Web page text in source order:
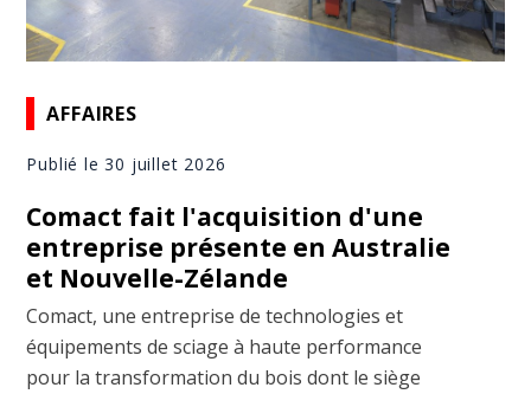
AFFAIRES
Publié le 30 juillet 2026
Comact fait l'acquisition d'une
entreprise présente en Australie
et Nouvelle-Zélande
Comact, une entreprise de technologies et
équipements de sciage à haute performance
pour la transformation du bois dont le siège